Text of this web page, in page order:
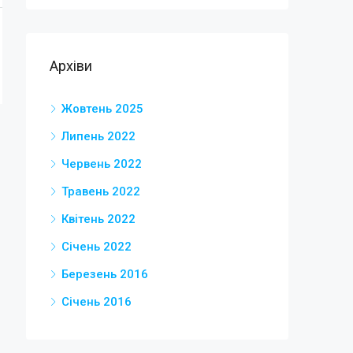
Архіви
Жовтень 2025
Липень 2022
Червень 2022
Травень 2022
Квітень 2022
Січень 2022
Березень 2016
Січень 2016